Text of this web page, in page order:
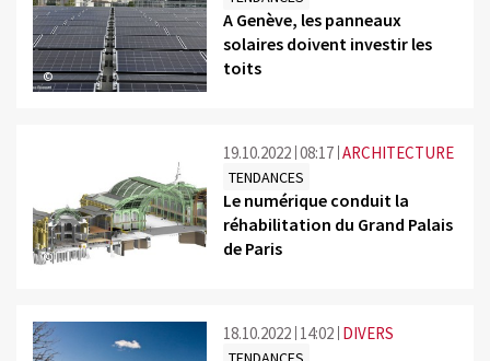
©
A Genève, les panneaux
solaires doivent investir les
toits
©
19.10.2022 08:17 ARCHITECTURE
TENDANCES
Le numérique conduit la
réhabilitation du Grand Palais
de Paris
18.10.2022 14:02 DIVERS